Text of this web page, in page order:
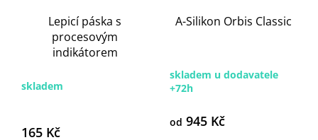
Lepicí páska s
procesovým
indikátorem
skladem
165 Kč
A-Silikon Orbis Classic
skladem u dodavatele
+72h
od 945 Kč